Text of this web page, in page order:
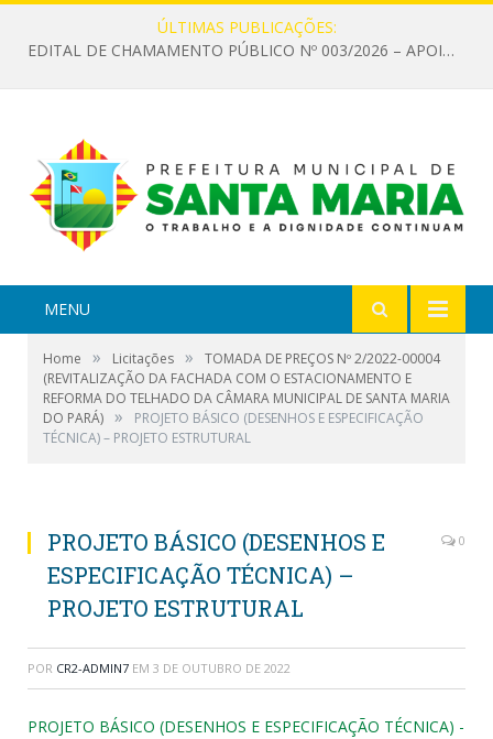
ÚLTIMAS PUBLICAÇÕES:
EDITAL DE CHAMAMENTO PÚBLICO Nº 003/2026 – APOIO À INFRAESTRUTURA CULTURAL
MENU
Home » Licitações »
TOMADA DE PREÇOS Nº 2/2022-00004
(REVITALIZAÇÃO DA FACHADA COM O ESTACIONAMENTO E
REFORMA DO TELHADO DA CÂMARA MUNICIPAL DE SANTA MARIA
DO PARÁ) »
PROJETO BÁSICO (DESENHOS E ESPECIFICAÇÃO
TÉCNICA) – PROJETO ESTRUTURAL
PROJETO BÁSICO (DESENHOS E
ESPECIFICAÇÃO TÉCNICA) –
PROJETO ESTRUTURAL
0
POR CR2-ADMIN7 EM 3 DE OUTUBRO DE 2022
PROJETO BÁSICO (DESENHOS E ESPECIFICAÇÃO TÉCNICA) -